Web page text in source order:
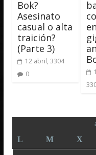
Bok?
Asesinato
casual o alta
traición?
(Parte 3)
12 abril, 3304
0
L
M X